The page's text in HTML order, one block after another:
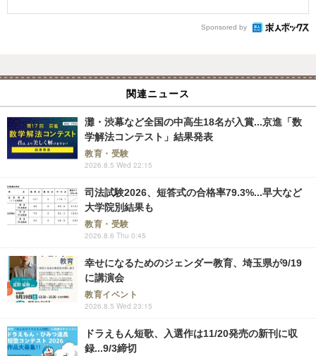
Sponsored by
関連ニュース
灘・渋幕など全国の中高生18名が入賞...京進「数
学解法コンテスト」結果発表
教育・受験
2026.8.5 Wed 22:15
司法試験2026、短答式の合格率79.3%...早大など
大学院別結果も
教育・受験
2026.8.6 Thu 0:45
幸せになるためのジェンダー教育、埼玉県が9/19
に講演会
教育イベント
2026.8.5 Wed 23:15
ドラえもん短歌、入選作は11/20発売の新刊に収
録...9/3締切